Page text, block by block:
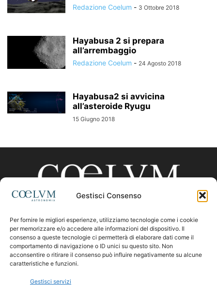
Gestisci Consenso
Per fornire le migliori esperienze, utilizziamo tecnologie come i cookie
per memorizzare e/o accedere alle informazioni del dispositivo. Il
consenso a queste tecnologie ci permetterà di elaborare dati come il
comportamento di navigazione o ID unici su questo sito. Non
acconsentire o ritirare il consenso può influire negativamente su alcune
caratteristiche e funzioni.
Gestisci servizi
Redazione Coelum - 3 Ottobre 2018
Hayabusa 2 si prepara
all’arrembaggio
Redazione Coelum - 24 Agosto 2018
Hayabusa2 si avvicina
all’asteroide Ryugu
15 Giugno 2018
CHI SIAMO
Contattaci:coelumastro@coelum.com